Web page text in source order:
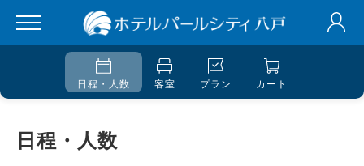
日程・人数 客室 プラン カート
日程・人数